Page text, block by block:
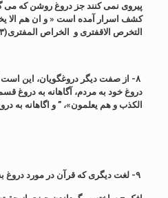
کشف اسرار آمده است « و ان هم الا
التخرص الاقفتری و الخراص المفتری(۱۳).
۸- از صفت دیگر دروغگویان، این
دروغ خود به مردم، آگاهانه به دروغ
الکذب و هم یعلمون»، ” و اگاهانه به